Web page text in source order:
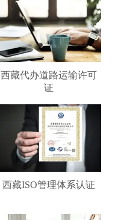
西藏代办道路运输许可
证
西藏ISO管理体系认证